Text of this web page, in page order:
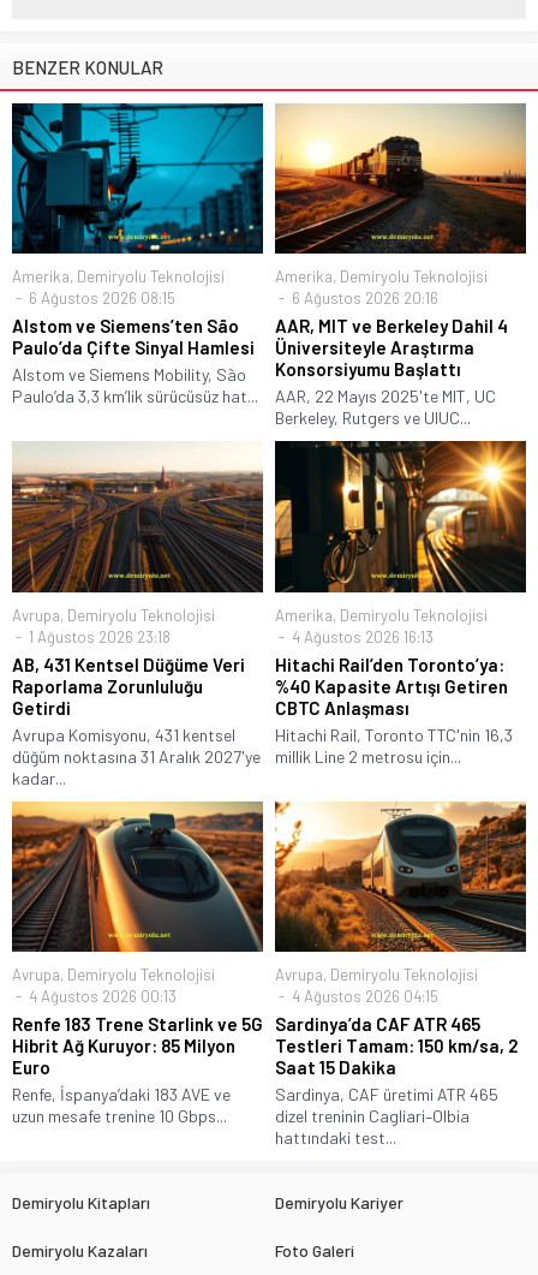
BENZER KONULAR
Amerika, Demiryolu Teknolojisi
6 Ağustos 2026 08:15
Alstom ve Siemens’ten São
Paulo’da Çifte Sinyal Hamlesi
Alstom ve Siemens Mobility, São
Paulo’da 3,3 km’lik sürücüsüz hat...
Amerika, Demiryolu Teknolojisi
6 Ağustos 2026 20:16
AAR, MIT ve Berkeley Dahil 4
Üniversiteyle Araştırma
Konsorsiyumu Başlattı
AAR, 22 Mayıs 2025'te MIT, UC
Berkeley, Rutgers ve UIUC...
Avrupa, Demiryolu Teknolojisi
1 Ağustos 2026 23:18
AB, 431 Kentsel Düğüme Veri
Raporlama Zorunluluğu
Getirdi
Avrupa Komisyonu, 431 kentsel
düğüm noktasına 31 Aralık 2027'ye
kadar...
Amerika, Demiryolu Teknolojisi
4 Ağustos 2026 16:13
Hitachi Rail’den Toronto’ya:
%40 Kapasite Artışı Getiren
CBTC Anlaşması
Hitachi Rail, Toronto TTC'nin 16,3
millik Line 2 metrosu için...
Avrupa, Demiryolu Teknolojisi
4 Ağustos 2026 00:13
Renfe 183 Trene Starlink ve 5G
Hibrit Ağ Kuruyor: 85 Milyon
Euro
Renfe, İspanya’daki 183 AVE ve
uzun mesafe trenine 10 Gbps...
Avrupa, Demiryolu Teknolojisi
4 Ağustos 2026 04:15
Sardinya’da CAF ATR 465
Testleri Tamam: 150 km/sa, 2
Saat 15 Dakika
Sardinya, CAF üretimi ATR 465
dizel treninin Cagliari–Olbia
hattındaki test...
Demiryolu Kitapları Demiryolu Kariyer
Demiryolu Kazaları Foto Galeri